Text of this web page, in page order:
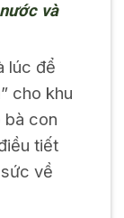
và
lúc để
cho khu
bà con
tiết
về